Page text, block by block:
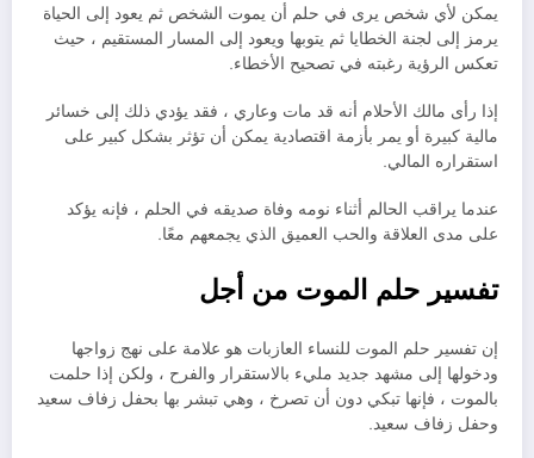
يمكن لأي شخص يرى في حلم أن يموت الشخص ثم يعود إلى الحياة
يرمز إلى لجنة الخطايا ثم يتوبها ويعود إلى المسار المستقيم ، حيث
تعكس الرؤية رغبته في تصحيح الأخطاء.
إذا رأى مالك الأحلام أنه قد مات وعاري ، فقد يؤدي ذلك إلى خسائر
مالية كبيرة أو يمر بأزمة اقتصادية يمكن أن تؤثر بشكل كبير على
استقراره المالي.
عندما يراقب الحالم أثناء نومه وفاة صديقه في الحلم ، فإنه يؤكد
على مدى العلاقة والحب العميق الذي يجمعهم معًا.
تفسير حلم الموت من أجل
إن تفسير حلم الموت للنساء العازبات هو علامة على نهج زواجها
ودخولها إلى مشهد جديد مليء بالاستقرار والفرح ، ولكن إذا حلمت
بالموت ، فإنها تبكي دون أن تصرخ ، وهي تبشر بها بحفل زفاف سعيد
وحفل زفاف سعيد.